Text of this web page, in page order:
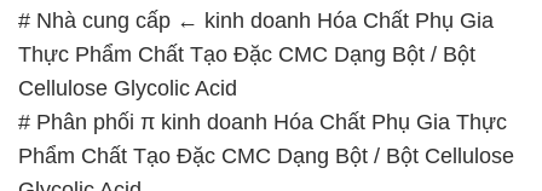
# Nhà cung cấp ← kinh doanh Hóa Chất Phụ Gia
Thực Phẩm Chất Tạo Đặc CMC Dạng Bột / Bột
Cellulose Glycolic Acid
# Phân phối π kinh doanh Hóa Chất Phụ Gia Thực
Phẩm Chất Tạo Đặc CMC Dạng Bột / Bột Cellulose